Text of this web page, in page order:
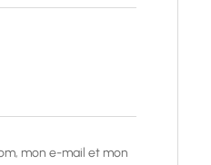
mon e-mail et mon